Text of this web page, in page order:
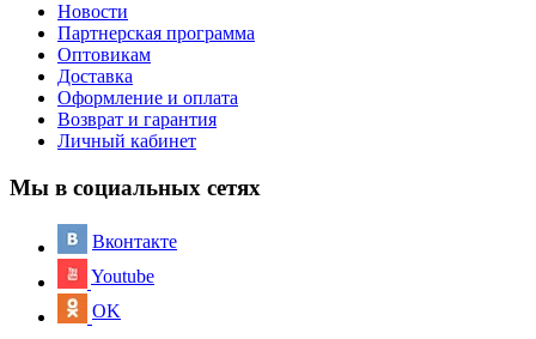
Новости
Партнерская программа
Оптовикам
Доставка
Оформление и оплата
Возврат и гарантия
Личный кабинет
Мы в социальных сетях
Вконтакте
Youtube
OK